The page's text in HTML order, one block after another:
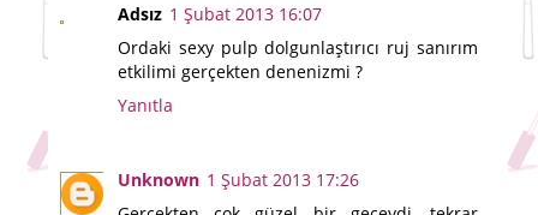
Adsız 1 Şubat 2013 16:07
Ordaki sexy pulp dolgunlaştırıcı ruj sanırım
etkilimi gerçekten denenizmi ?
Yanıtla
Unknown 1 Şubat 2013 17:26